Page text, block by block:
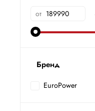
от
Бренд
EuroPower